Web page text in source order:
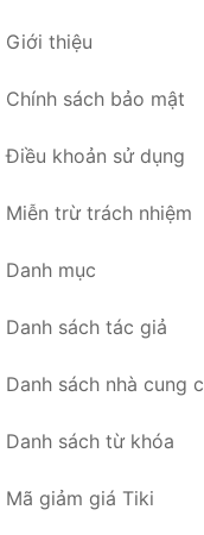
Giới thiệu
Chính sách bảo mật
Điều khoản sử dụng
Miễn trừ trách nhiệm
Danh mục
Danh sách tác giả
Danh sách nhà cung
Danh sách từ khóa
Mã giảm giá Tiki